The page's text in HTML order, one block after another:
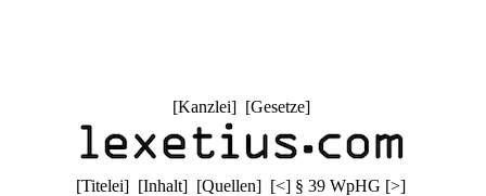
[Kanzlei] [Gesetze]
[Titelei] [Inhalt] [Quellen] [<] § 39 WpHG [>]